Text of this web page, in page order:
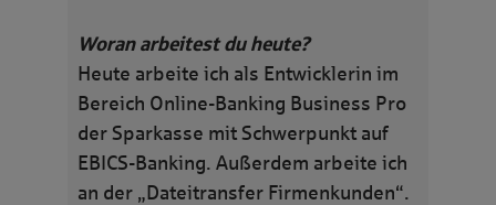
Woran arbeitest du heute?
Heute arbeite ich als Entwicklerin im
Bereich Online-Banking Business Pro
der Sparkasse mit Schwerpunkt auf
EBICS-Banking. Außerdem arbeite ich
an der „Dateitransfer Firmenkunden“.